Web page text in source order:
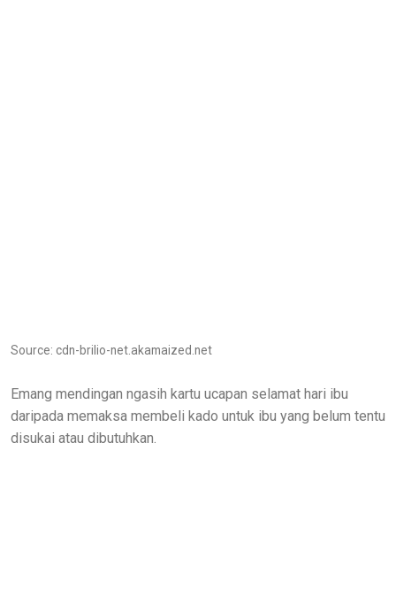
Source: cdn-brilio-net.akamaized.net
Emang mendingan ngasih kartu ucapan selamat hari ibu
daripada memaksa membeli kado untuk ibu yang belum tentu
disukai atau dibutuhkan.